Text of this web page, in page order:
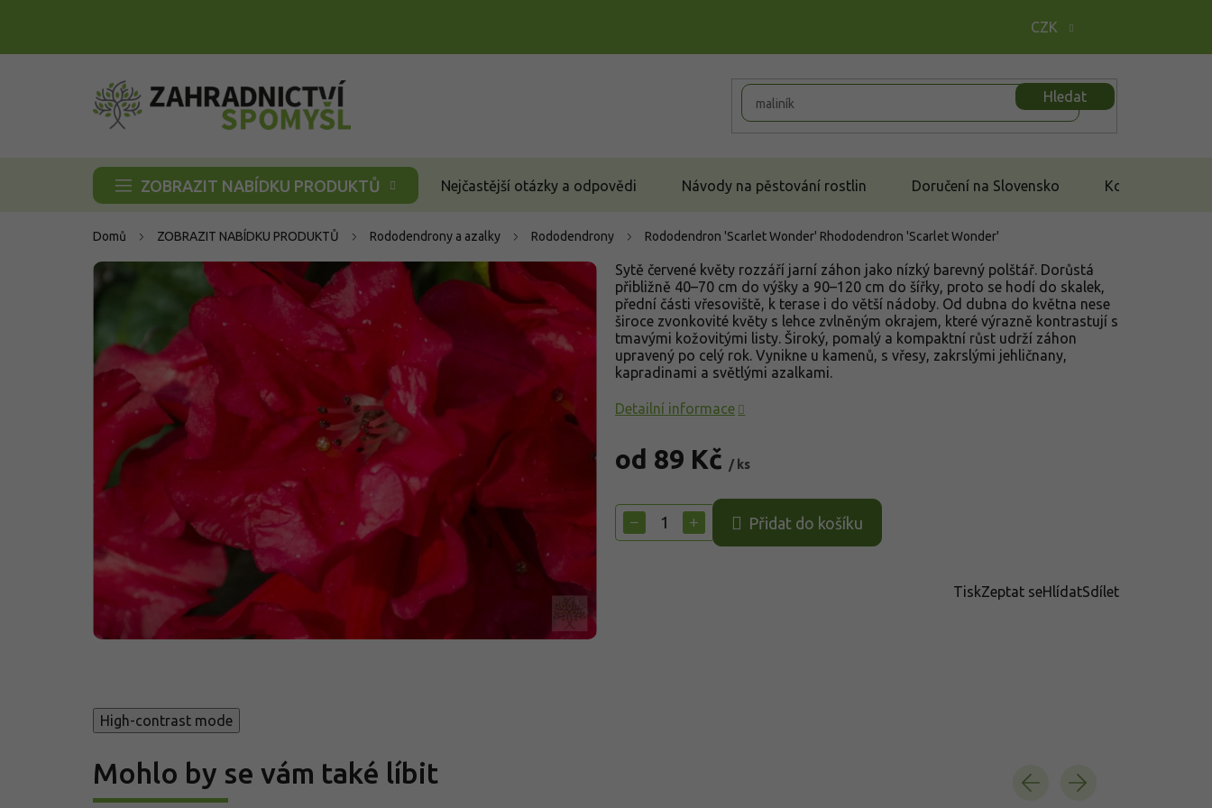
CZK
Hledat
ZOBRAZIT NABÍDKU PRODUKTŮ Nejčastější otázky a odpovědi Návody na pěstování rostlin Doručení na Slovensko Kontakt
Domů ZOBRAZIT NABÍDKU PRODUKTŮ Rododendrony a azalky Rododendrony Rododendron 'Scarlet Wonder' Rhododendron 'Scarlet Wonder'
od 89 Kč / ks
cena:
+
− Přidat do košíku
Sytě červené květy rozzáří jarní záhon jako nízký barevný polštář. Dorůstá
přibližně 40–70 cm do výšky a 90–120 cm do šířky, proto se hodí do skalek,
přední části vřesoviště, k terase i do větší nádoby. Od dubna do května nese
široce zvonkovité květy s lehce zvlněným okrajem, které výrazně kontrastují s
tmavými kožovitými listy. Široký, pomalý a kompaktní růst udrží záhon
upravený po celý rok. Vynikne u kamenů, s vřesy, zakrslými jehličnany,
kapradinami a světlými azalkami.
Detailní informace
TiskZeptat seHlídatSdílet
High-contrast mode
Mohlo by se vám také líbit